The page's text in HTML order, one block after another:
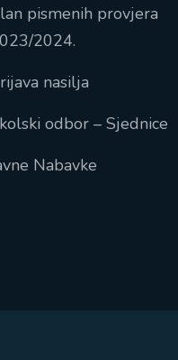
pismenih provjera
2024.
nasilja
odbor – Sjednice
Nabavke